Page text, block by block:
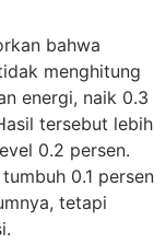
bahwa
menghitung
energi, naik 0.3
tersebut lebih
0.2 persen.
0.1 persen
tetapi